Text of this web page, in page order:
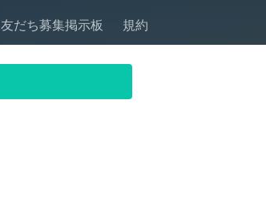
友だち募集掲示板 規約